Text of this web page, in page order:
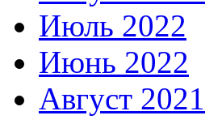
Июль 2022
Июнь 2022
Август 2021